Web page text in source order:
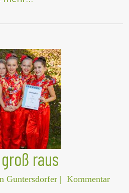
raus
Guntersdorfer | Kommentar